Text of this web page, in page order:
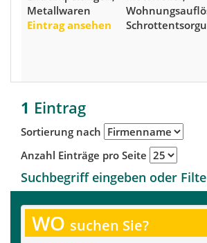
Metallwaren
Eintrag ansehen
1 Eintrag
Sortierung nach
Anzahl Einträge pro Seite
Suchbegriff eingeben oder
WO suchen Sie?